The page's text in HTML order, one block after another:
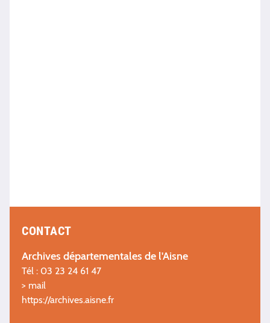
CONTACT
Archives départementales de l'Aisne
Tél : 03 23 24 61 47
> mail
https://archives.aisne.fr